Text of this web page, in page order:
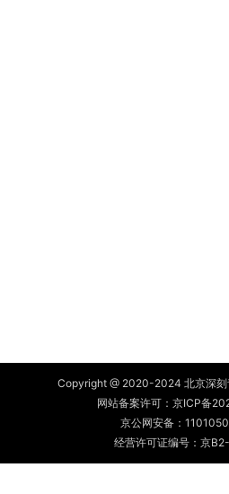
Copyright @ 2020-2024 北京深刻
网站备案许可： 京ICP备
京公网安备：
经营许可证编号：京